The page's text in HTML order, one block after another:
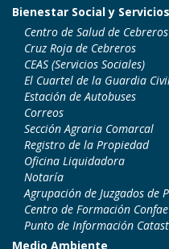
Bienestar Social y
Centro de Salud de Cebreros
Cruz Roja de Cebreros
CEAS (Servicios Sociales)
El Cuartel de la Guardia
Estación de Autobuses
Correos
Sección Agraria Comarcal
Registro de la Propiedad
Oficina Liquidadora
Notaría
Agrupación de Juzgados de
Centro de Formación Confae
Punto de Información
Medio Ambiente